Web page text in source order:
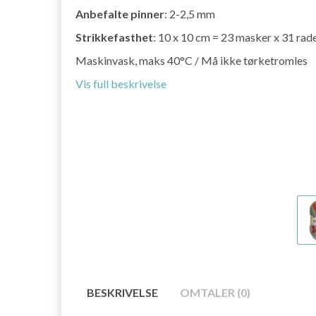
Anbefalte pinner: 2-2,5 mm
Strikkefasthet: 10 x 10 cm = 23 masker x 31
Maskinvask, maks 40°C / Må ikke tørketromles
Vis full beskrivelse
BESKRIVELSE OMTALER (0)